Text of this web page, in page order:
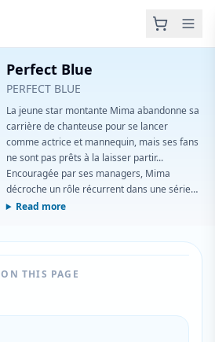
Perfect Blue
PERFECT BLUE
La jeune star montante Mima abandonne sa
carrière de chanteuse pour se lancer
comme actrice et mannequin, mais ses fans
ne sont pas prêts à la laisser partir...
Encouragée par ses managers, Mima
décroche un rôle récurrent dans une série
télévisée populaire quand, soudainement,
la culpabilité et hantée par les visions de son
ancien moi, la réalité et la fantaisie de Mima
ligne et dans la vraie vie, la menace qu'il
Read more
THIS PAGE